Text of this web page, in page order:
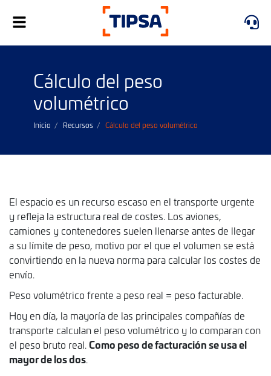
Alternar
navegación
Cálculo del peso
volumétrico
Inicio Recursos Cálculo del peso volumétrico
El espacio es un recurso escaso en el transporte urgente
y refleja la estructura real de costes. Los aviones,
camiones y contenedores suelen llenarse antes de llegar
a su límite de peso, motivo por el que el volumen se está
convirtiendo en la nueva norma para calcular los costes de
envío.
Peso volumétrico frente a peso real = peso facturable.
Hoy en día, la mayoría de las principales compañías de
transporte calculan el peso volumétrico y lo comparan con
el peso bruto real. Como peso de facturación se usa el
mayor de los dos.